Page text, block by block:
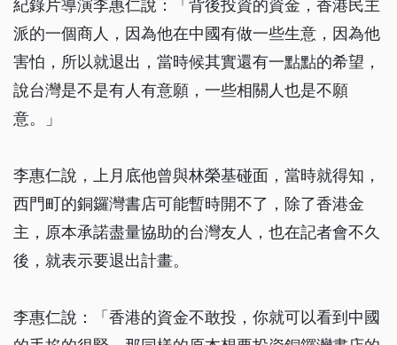
紀錄片導演李惠仁說：「背後投資的資金，香港民主
派的一個商人，因為他在中國有做一些生意，因為他
害怕，所以就退出，當時候其實還有一點點的希望，
說台灣是不是有人有意願，一些相關人也是不願
意。」
李惠仁說，上月底他曾與林榮基碰面，當時就得知，
西門町的銅鑼灣書店可能暫時開不了，除了香港金
主，原本承諾盡量協助的台灣友人，也在記者會不久
後，就表示要退出計畫。
李惠仁說：「香港的資金不敢投，你就可以看到中國